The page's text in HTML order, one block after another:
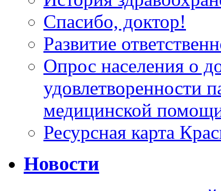
Спасибо, доктор!
Развитие
Опрос населения о
удовлетворенности
медицинской
Ресурсная карта
Новости